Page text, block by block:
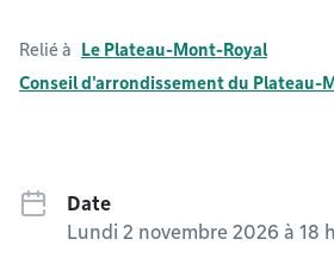
Relié à
Le Plateau-Mont-Royal
Conseil d'arrondissement du Plateau-
Date
Lundi 2 novembre 2026 à 18